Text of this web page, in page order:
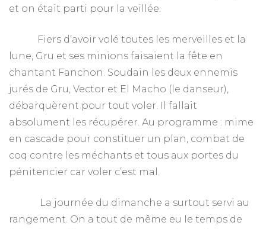
et on était parti pour la veillée.
Fiers d’avoir volé toutes les merveilles et la
lune, Gru et ses minions faisaient la fête en
chantant Fanchon. Soudain les deux ennemis
jurés de Gru, Vector et El Macho (le danseur),
débarquèrent pour tout voler. Il fallait
absolument les récupérer. Au programme : mime
en cascade pour constituer un plan, combat de
coq contre les méchants et tous aux portes du
pénitencier car voler c’est mal.
La journée du dimanche a surtout servi au
rangement. On a tout de même eu le temps de